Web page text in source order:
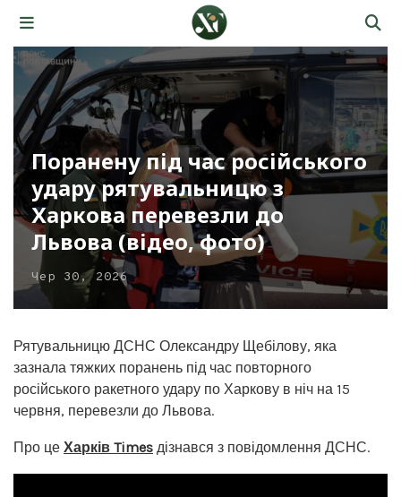
Поранену під час російського
удару рятувальницю з
Харкова перевезли до
Львова (відео, фото)
Чер 30, 2026
Рятувальницю ДСНС Олександру Щебілову, яка
зазнала тяжких поранень під час повторного
російського ракетного удару по Харкову в ніч на 15
червня, перевезли до Львова.
Про це Харків Times дізнався з повідомлення ДСНС.